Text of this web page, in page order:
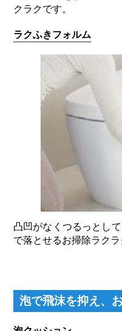
クラクです。
ラクふきフォルム
凸凹がなくつるっとし
で落とせるお掃除ラクラ
泡で飛沫を抑え、